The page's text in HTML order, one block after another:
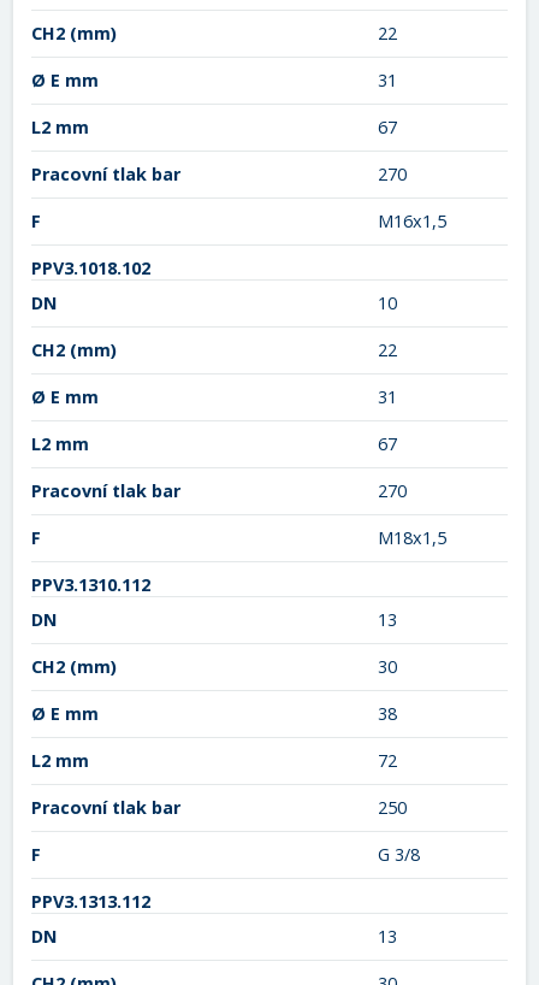
CH2 (mm) 22
Ø E mm 31
L2 mm 67
Pracovní tlak bar 270
F M16x1,5
PPV3.1018.102
DN
10
CH2 (mm) 22
Ø E mm 31
L2 mm 67
Pracovní tlak bar 270
F M18x1,5
PPV3.1310.112
DN
13
CH2 (mm) 30
Ø E mm 38
L2 mm 72
Pracovní tlak bar 250
F G 3/8
PPV3.1313.112
DN
13